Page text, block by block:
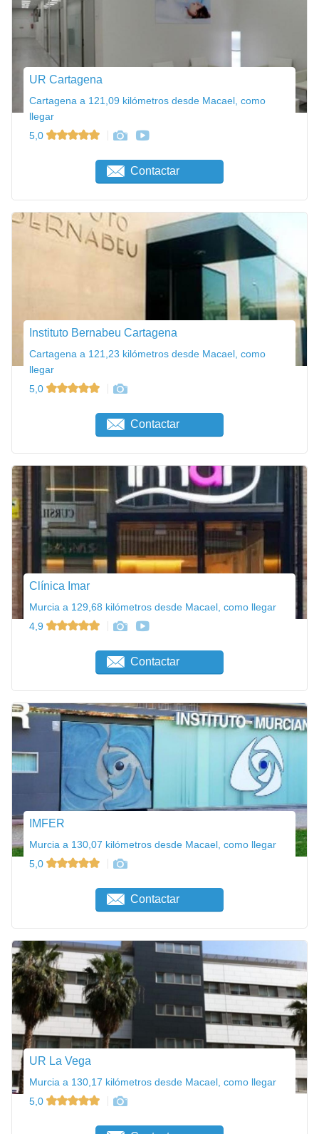
UR Cartagena
Cartagena a 121,09 kilómetros desde Macael, como
llegar
5,0
Contactar
Instituto Bernabeu Cartagena
Cartagena a 121,23 kilómetros desde Macael, como
llegar
5,0
Contactar
Clínica Imar
Murcia a 129,68 kilómetros desde Macael, como llegar
4,9
Contactar
IMFER
Murcia a 130,07 kilómetros desde Macael, como llegar
5,0
Contactar
UR La Vega
Murcia a 130,17 kilómetros desde Macael, como llegar
5,0